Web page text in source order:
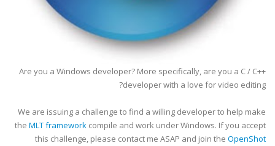
Are you a Windows developer? More specifically, are you a C / C++
developer with a love for video editing?
We are issuing a challenge to find a willing developer to help make
the MLT framework compile and work under Windows. If you accept
this challenge, please contact me ASAP and join the OpenShot